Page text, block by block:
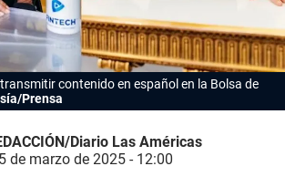
contenido en español en la Bolsa de
Prensa
Diario Las Américas
de marzo de 2025 - 12:00